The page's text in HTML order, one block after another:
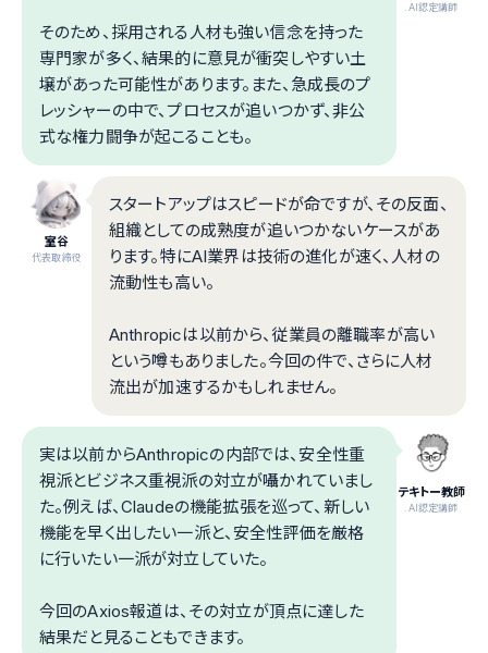
.AI認定講師
そのため、採用される人材も強い信念を持った
専門家が多く、結果的に意見が衝突しやすい土
壌があった可能性があります。また、急成長のプ
レッシャーの中で、プロセスが追いつかず、非公
式な権力闘争が起こることも。
室谷
代表取締役
スタートアップはスピードが命ですが、その反面、
組織としての成熟度が追いつかないケースがあ
ります。特にAI業界は技術の進化が速く、人材の
流動性も高い。
Anthropicは以前から、従業員の離職率が高い
という噂もありました。今回の件で、さらに人材
流出が加速するかもしれません。
テキトー教師
.AI認定講師
実は以前からAnthropicの内部では、安全性重
視派とビジネス重視派の対立が囁かれていまし
た。例えば、Claudeの機能拡張を巡って、新しい
機能を早く出したい一派と、安全性評価を厳格
に行いたい一派が対立していた。
今回のAxios報道は、その対立が頂点に達した
結果だと見ることもできます。